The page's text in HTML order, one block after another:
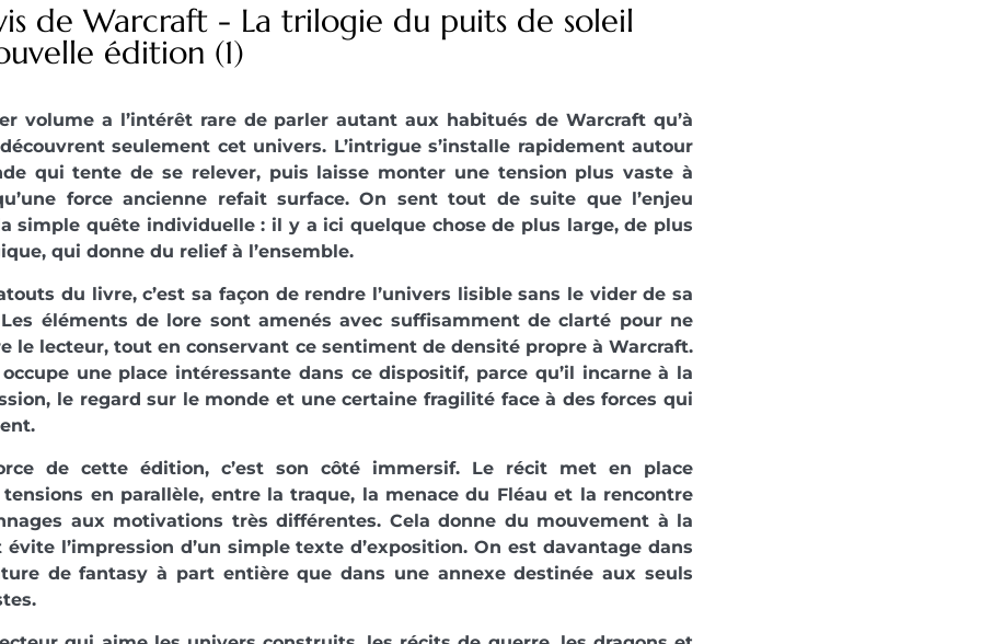
de Warcraft - La trilogie du puits de soleil
édition (1)
volume a l’intérêt rare de parler autant aux habitués de Warcraft qu’à
seulement cet univers. L’intrigue s’installe rapidement autour
qui tente de se relever, puis laisse monter une tension plus vaste à
force ancienne refait surface. On sent tout de suite que l’enjeu
simple quête individuelle : il y a ici quelque chose de plus large, de plus
qui donne du relief à l’ensemble.
du livre, c’est sa façon de rendre l’univers lisible sans le vider de sa
Les éléments de lore sont amenés avec suffisamment de clarté pour ne
le lecteur, tout en conservant ce sentiment de densité propre à Warcraft.
occupe une place intéressante dans ce dispositif, parce qu’il incarne à la
le regard sur le monde et une certaine fragilité face à des forces qui
de cette édition, c’est son côté immersif. Le récit met en place
en parallèle, entre la traque, la menace du Fléau et la rencontre
aux motivations très différentes. Cela donne du mouvement à la
évite l’impression d’un simple texte d’exposition. On est davantage dans
de fantasy à part entière que dans une annexe destinée aux seuls